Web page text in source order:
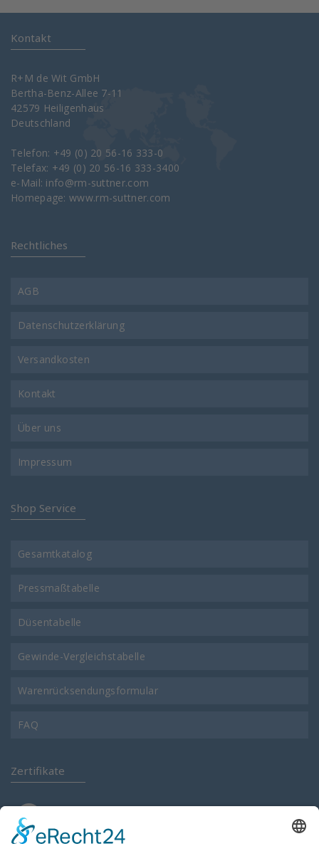
Kontakt
R+M de Wit GmbH
Bertha-Benz-Allee 7-11
42579 Heiligenhaus
Deutschland
Telefon: +49 (0) 20 56-16 333-0
Telefax: +49 (0) 20 56-16 333-3400
e-Mail: info@rm-suttner.com
Homepage:www.rm-suttner.com
Rechtliches
AGB
Datenschutzerklärung
Versandkosten
Kontakt
Über uns
Impressum
Shop Service
Gesamtkatalog
Pressmaßtabelle
Düsentabelle
Gewinde-Vergleichstabelle
Warenrücksendungsformular
FAQ
Zertifikate